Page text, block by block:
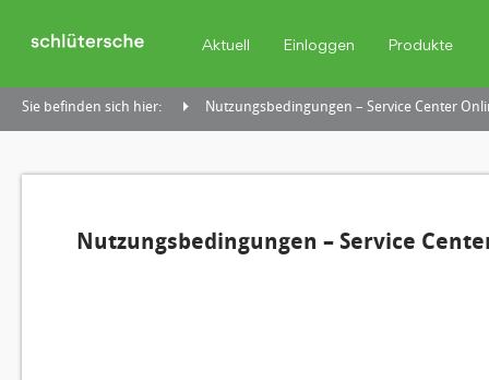
Aktuell Einloggen Produkte
Sie befinden sich hier: Nutzungsbedingungen – Service Center
Nutzungsbedingungen – Service